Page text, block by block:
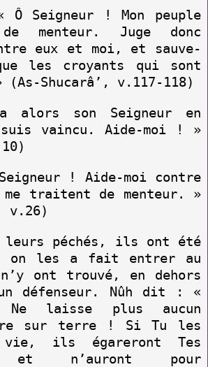
Seigneur ! Mon peuple
menteur. Juge donc
eux et moi, et sauve-
les croyants qui sont
Shucarâ’, v.117-118)
alors son Seigneur en
vaincu. Aide-moi ! »
! Aide-moi contre
traitent de menteur. »
v.26)
leurs péchés, ils ont été
on les a fait entrer au
ont trouvé, en dehors
défenseur. Nûh dit : «
Ne laisse plus aucun
sur terre ! Si Tu les
ils égareront Tes
et n’auront pour